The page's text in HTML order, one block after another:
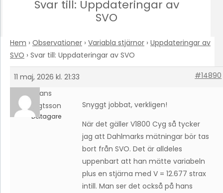
Svar till: Uppdateringar av
SVO
Hem › Observationer › Variabla stjärnor › Uppdateringar av
SVO › Svar till: Uppdateringar av SVO
11 maj, 2026 kl. 21:33
#14890
Hans
Bengtsson
Deltagare
Snyggt jobbat, verkligen!
När det gäller V1800 Cyg så tycker
jag att Dahlmarks mätningar bör tas
bort från SVO. Det är alldeles
uppenbart att han mätte variabeln
plus en stjärna med V = 12.677 strax
intill. Man ser det också på hans